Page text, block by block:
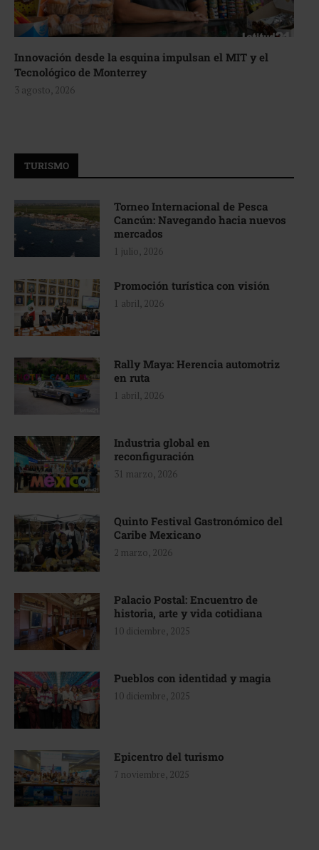
Innovación desde la esquina impulsan el MIT y el
Tecnológico de Monterrey
3 agosto, 2026
TURISMO
Torneo Internacional de Pesca
Cancún: Navegando hacia nuevos
mercados
1 julio, 2026
Promoción turística con visión
1 abril, 2026
Rally Maya: Herencia automotriz
en ruta
1 abril, 2026
Industria global en
reconfiguración
31 marzo, 2026
Quinto Festival Gastronómico del
Caribe Mexicano
2 marzo, 2026
Palacio Postal: Encuentro de
historia, arte y vida cotidiana
10 diciembre, 2025
Pueblos con identidad y magia
10 diciembre, 2025
Epicentro del turismo
7 noviembre, 2025